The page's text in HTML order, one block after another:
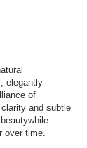
elegantly
of
and subtle
over time.